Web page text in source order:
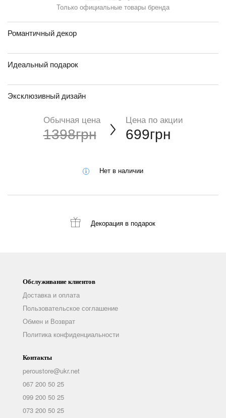
Только официальные товары бренда
Романтичный декор
Идеальный подарок
Эксклюзивный дизайн
Обычная цена
1398грн
Цена по акции
699грн
Нет в наличии
Декорация в подарок
Обслуживание клиентов
Доставка и оплата
Пользовательское соглашение
Обмен и Возврат
Политика конфиденциальности
Контакты
peroustore@ukr.net
067 200 50 25
099 200 50 25
073 200 50 25